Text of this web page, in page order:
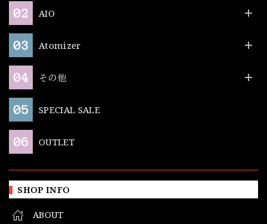
AIO
Atomizer
その他
SPECIAL SALE
OUTLET
SHOP INFO
ABOUT